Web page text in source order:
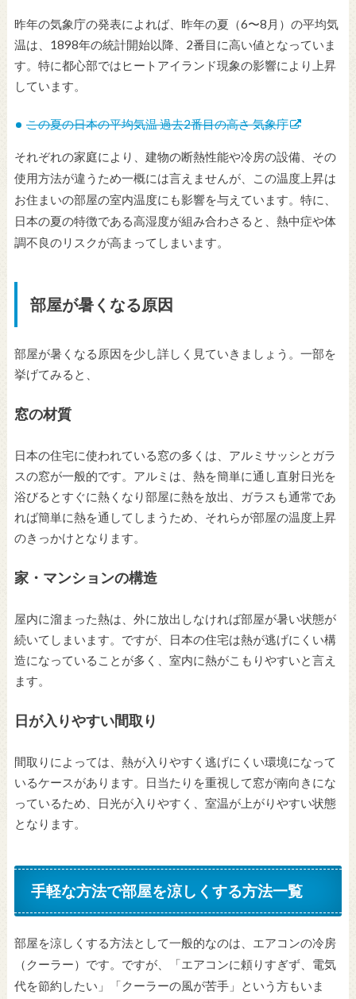
昨年の気象庁の発表によれば、昨年の夏（6〜8月）の平均気
温は、1898年の統計開始以降、2番目に高い値となっていま
す。特に都心部ではヒートアイランド現象の影響により上昇
しています。
この夏の日本の平均気温 過去2番目の高さ 気象庁
それぞれの家庭により、建物の断熱性能や冷房の設備、その
使用方法が違うため一概には言えませんが、この温度上昇は
お住まいの部屋の室内温度にも影響を与えています。特に、
日本の夏の特徴である高湿度が組み合わさると、熱中症や体
調不良のリスクが高まってしまいます。
部屋が暑くなる原因
部屋が暑くなる原因を少し詳しく見ていきましょう。一部を
挙げてみると、
窓の材質
日本の住宅に使われている窓の多くは、アルミサッシとガラ
スの窓が一般的です。アルミは、熱を簡単に通し直射日光を
浴びるとすぐに熱くなり部屋に熱を放出、ガラスも通常であ
れば簡単に熱を通してしまうため、それらが部屋の温度上昇
のきっかけとなります。
家・マンションの構造
屋内に溜まった熱は、外に放出しなければ部屋が暑い状態が
続いてしまいます。ですが、日本の住宅は熱が逃げにくい構
造になっていることが多く、室内に熱がこもりやすいと言え
ます。
日が入りやすい間取り
間取りによっては、熱が入りやすく逃げにくい環境になって
いるケースがあります。日当たりを重視して窓が南向きにな
っているため、日光が入りやすく、室温が上がりやすい状態
となります。
手軽な方法で部屋を涼しくする方法一覧
部屋を涼しくする方法として一般的なのは、エアコンの冷房
（クーラー）です。ですが、「エアコンに頼りすぎず、電気
代を節約したい」「クーラーの風が苦手」という方もいま